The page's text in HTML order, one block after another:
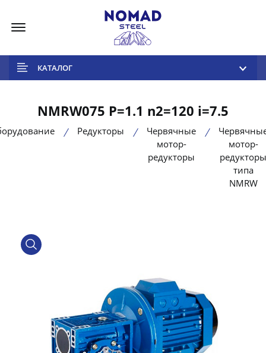
КАТАЛОГ
NMRW075 P=1.1 n2=120 i=7.5
Редукторы
Червячные
мотор-
редукторы
мотор-
редукторы
типа
NMRW
product view